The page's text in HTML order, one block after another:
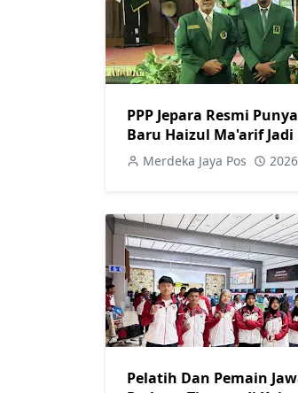
PPP Jepara Resmi
Baru Haizul Ma'arif Jadi
Merdeka Jaya Pos
Pelatih Dan Pemain